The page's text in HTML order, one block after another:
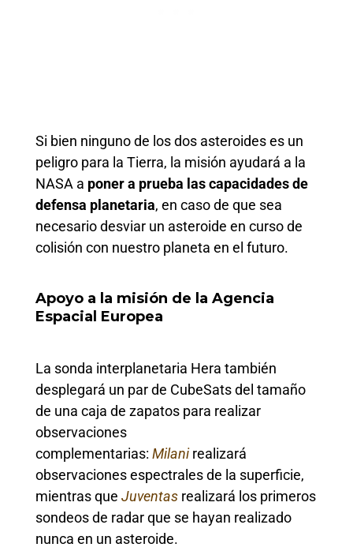
Si bien ninguno de los dos asteroides es un
peligro para la Tierra, la misión ayudará a la
NASA a poner a prueba las capacidades de
defensa planetaria, en caso de que sea
necesario desviar un asteroide en curso de
colisión con nuestro planeta en el futuro.
Apoyo a la misión de la Agencia
Espacial Europea
La sonda interplanetaria Hera también
desplegará un par de CubeSats del tamaño
de una caja de zapatos para realizar
observaciones
complementarias: Milanirealizará
observaciones espectrales de la superficie,
mientras que Juventas realizará los primeros
sondeos de radar que se hayan realizado
nunca en un asteroide.